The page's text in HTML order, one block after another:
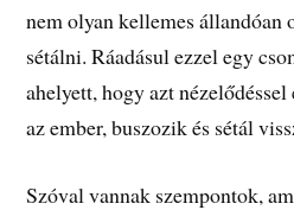
nem olyan kellemes állandóan
sétálni. Ráadásul ezzel egy
ahelyett, hogy azt
az ember, buszozik és sétál
Szóval vannak szempontok,